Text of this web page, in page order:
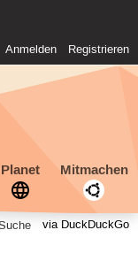
Anmelden Registrieren
Planet Mitmachen
via DuckDuckGo